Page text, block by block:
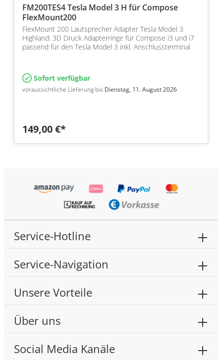
FM200TES4 Tesla Model 3 H für Compose
FlexMount200
FlexMount 200 Lautsprecher Adapter Tesla Model 3
Highland: 3D Druck Adapterringe für Compose i3 und i7
passend für den Tesla Model 3 inkl. Anschlussterminal
Sofort verfügbar
voraussichtliche Lieferung bis Dienstag, 11. August 2026
149,00 €*
Service-Hotline
Service-Navigation
Unsere Vorteile
Über uns
Social Media Kanäle